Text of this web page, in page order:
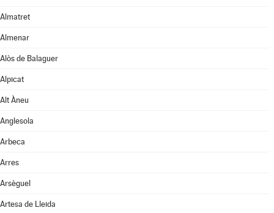
Almatret
Almenar
Alòs de Balaguer
Alpicat
Alt Àneu
Anglesola
Arbeca
Arres
Arsèguel
Artesa de Lleida